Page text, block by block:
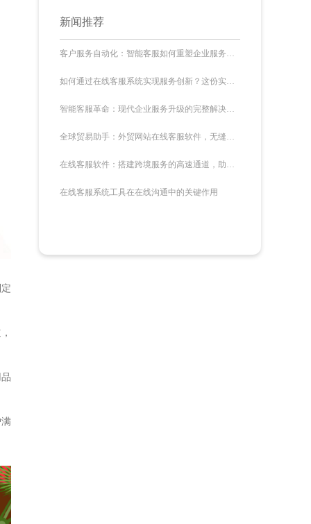
新闻推荐
客户服务自动化：智能客服如何重塑企业服务模式
如何通过在线客服系统实现服务创新？这份实践指南说透了
智能客服革命：现代企业服务升级的完整解决方案
全球贸易助手：外贸网站在线客服软件，无缝沟通新桥梁
在线客服软件：搭建跨境服务的高速通道，助力全球化
在线客服系统工具在在线沟通中的关键作用